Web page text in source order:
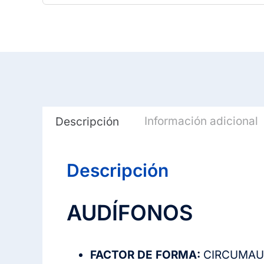
Descripción Información adicional
Descripción
AUDÍFONOS
FACTOR DE FORMA: